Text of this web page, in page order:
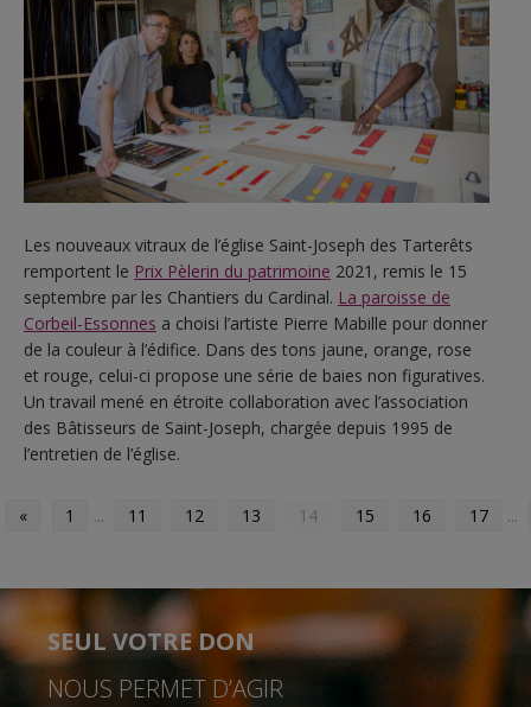
Les nouveaux vitraux de l’église Saint-Joseph des Tarterêts
remportent le Prix Pèlerin du patrimoine 2021, remis le 15
septembre par les Chantiers du Cardinal. La paroisse de
Corbeil-Essonnes a choisi l’artiste Pierre Mabille pour donner
de la couleur à l’édifice. Dans des tons jaune, orange, rose
et rouge, celui-ci propose une série de baies non figuratives.
Un travail mené en étroite collaboration avec l’association
des Bâtisseurs de Saint-Joseph, chargée depuis 1995 de
l’entretien de l’église.
« 1 ... 11 12 13 14 15 16 17 ...
SEUL VOTRE DON
NOUS PERMET D’AGIR